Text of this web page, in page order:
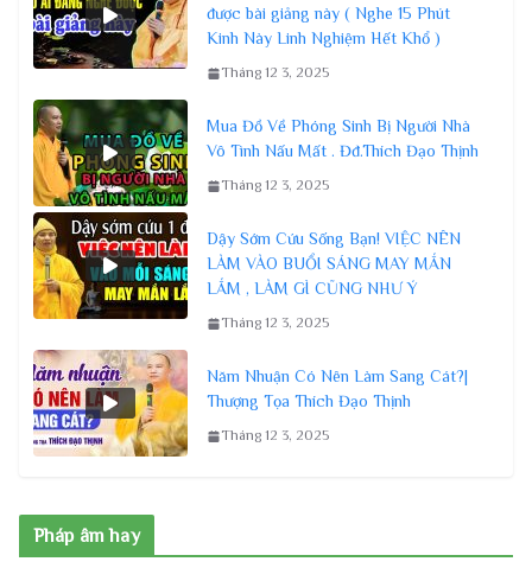
được bài giảng này ( Nghe 15 Phút
Kinh Này Linh Nghiệm Hết Khổ )
Tháng 12 3, 2025
Mua Đồ Về Phóng Sinh Bị Người Nhà
Vô Tình Nấu Mất . Đđ.Thích Đạo Thịnh
Tháng 12 3, 2025
Dậy Sớm Cứu Sống Bạn! VIỆC NÊN
LÀM VÀO BUỔI SÁNG MAY MẮN
LẮM , LÀM GÌ CŨNG NHƯ Ý
Tháng 12 3, 2025
Năm Nhuận Có Nên Làm Sang Cát?|
Thượng Tọa Thích Đạo Thịnh
Tháng 12 3, 2025
Pháp âm hay